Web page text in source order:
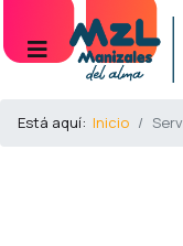
Está aquí: Inicio